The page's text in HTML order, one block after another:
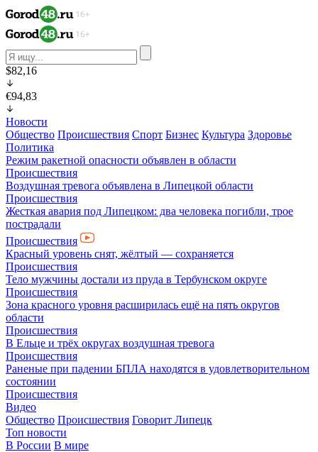
$82,16
€94,83
Новости
Общество Происшествия Спорт Бизнес Культура Здоровье
Политика
Режим ракетной опасности объявлен в области
Происшествия
Воздушная тревога объявлена в Липецкой области
Происшествия
Жесткая авария под Липецком: два человека погибли, трое
пострадали
Происшествия
Красный уровень снят, жёлтый — сохраняется
Происшествия
Тело мужчины достали из пруда в Тербунском округе
Происшествия
Зона красного уровня расширилась ещё на пять округов
области
Происшествия
В Ельце и трёх округах воздушная тревога
Происшествия
Раненые при падении БПЛА находятся в удовлетворительном
состоянии
Происшествия
Видео
Общество Происшествия Говорит Липецк
Топ новости
В России В мире